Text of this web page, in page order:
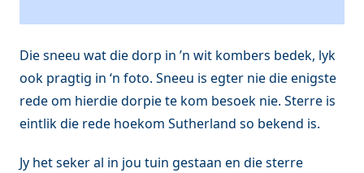
Die sneeu wat die dorp in ’n wit kombers bedek, lyk
ook pragtig in ‘n foto. Sneeu is egter nie die enigste
rede om hierdie dorpie te kom besoek nie. Sterre is
eintlik die rede hoekom Sutherland so bekend is.
Jy het seker al in jou tuin gestaan en die sterre